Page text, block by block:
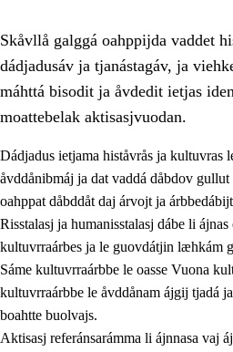
Åhpadusá árvvovuodo
1.1 Almasjárvvo
1.2 Identitiehtta ja kultuvralasj
1.3 Lájttális ájádallam ja
1.5 Vieledus luonnduj ja
Skåvllå galggá oahppijda vaddet
dádjadusáv ja tjanástagáv, ja
máhttá bisodit ja åvdedit ietjas
moattebelak aktisasjvuodan.
Dádjadus ietjama histåvrås ja kultuvras
åvddånibmáj ja dat vaddá dåbdov
oahppat dåbddåt daj árvojt ja
Risstalasj ja humanisstalasj dábe li
kultuvrraárbes ja le guovdátjin læhkám
Sáme kultuvrraárbbe le oasse Vuona
kultuvrraárbbe le åvddånam ájgij tjadá
boahtte buolvajs.
Aktisasj referánsarámma li ájnnasa vaj